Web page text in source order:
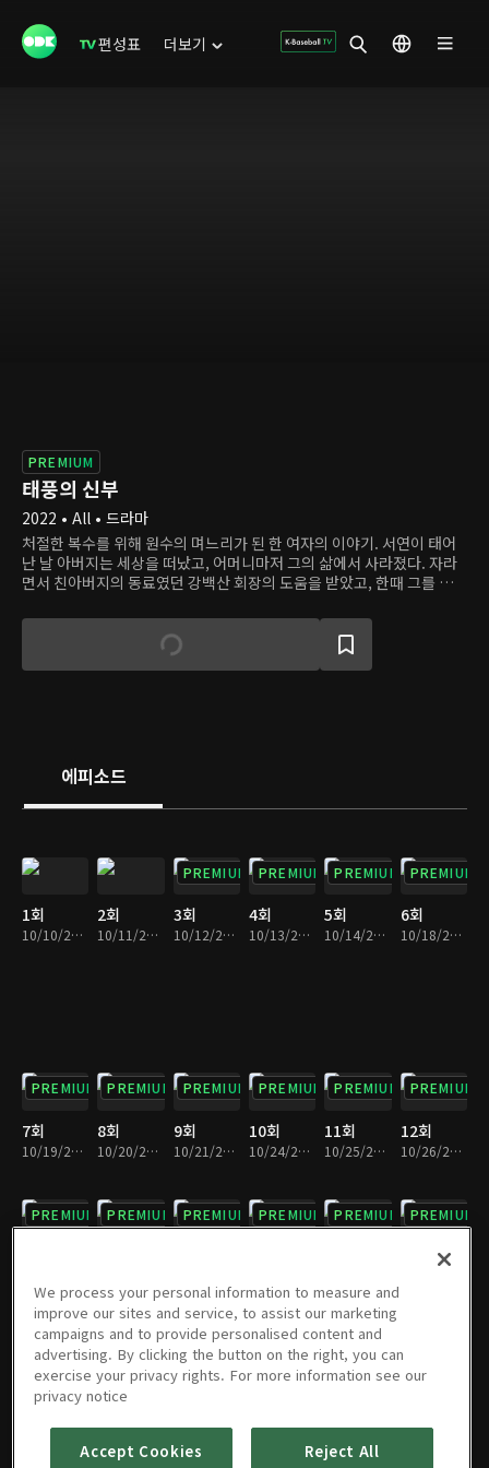
편성표 더보기
PREMIUM
태풍의 신부
2022 • All • 드라마
처절한 복수를 위해 원수의 며느리가 된 한 여자의 이야기. 서연이 태어
난 날 아버지는 세상을 떠났고, 어머니마저 그의 삶에서 사라졌다. 자라
면서 친아버지의 동료였던 강백산 회장의 도움을 받았고, 한때 그를 아버
을 알게 되며 그의 인생을 짓밟겠다고 맹세한다. 서연이 선택한 복수의
첫 단계는, 한때 오빠라 불렀던 강태풍과 결혼해 강백산의 며느리가 되는
에피소드
1회
10/10/2022 • 31분
2회
10/11/2022 • 31분
PREMIUM
3회
10/12/2022 • 31분
PREMIUM
4회
10/13/2022 • 32분
PREMIUM
5회
10/14/2022 • 31분
PREMIUM
6회
10/18/2022 • 31분
PREMIUM
7회
10/19/2022 • 31분
PREMIUM
8회
10/20/2022 • 31분
PREMIUM
9회
10/21/2022 • 31분
PREMIUM
10회
10/24/2022 • 31분
PREMIUM
11회
10/25/2022 • 32분
PREMIUM
12회
10/26/2022 • 31분
PREMIUM PREMIUM PREMIUM PREMIUM PREMIUM PREMIUM
PREMIUM
19회
11/08/2022 • 32분
PREMIUM
20회
PREMIUM
21회
PREMIUM
22회
PREMIUM
23회 24회
We process your personal information to measure and
improve our sites and service, to assist our marketing
campaigns and to provide personalised content and
advertising. By clicking the button on the right, you can
exercise your privacy rights. For more information see our
privacy notice
Accept Cookies Reject All